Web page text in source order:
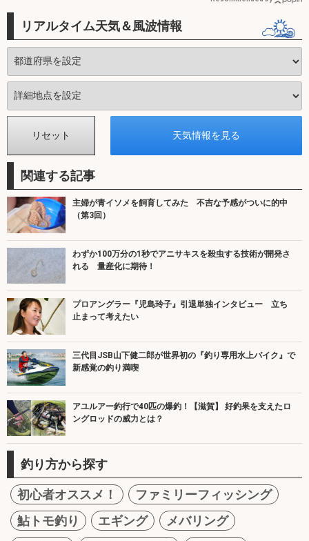
リアルタイム天気＆風波情報
関連する記事
主婦が青イソメを飼育してみた 不吉な予感がついに的中
（第3回）
わずか100万分の1秒でアニサキスを殺虫する技術が開発さ
れる 量産化に期待！
プロアングラー『児島玲子』引退単独インタビュー 立ち
止まって考えたい
三代目JSB山下健二郎が世界初の『釣り専用水上バイク』で
新感覚の釣り満喫
アユルアー釣行で40匹の爆釣！【滋賀】 好釣果を支えたロ
ングロッドの威力とは？
釣り方から探す
初心者オススメ！
ファミリーフィッシング
鮎トモ釣り
エギング
メバリング